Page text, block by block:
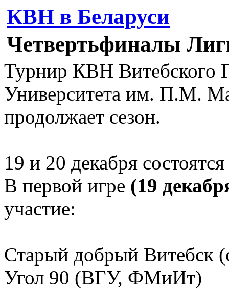
КВН в Беларуси
Четвертьфиналы
Турнир КВН Витебского
Университета им. П.М.
продолжает сезон.
19 и 20 декабря
В первой игре (19
участие:
Старый добрый Витебск
Угол 90 (ВГУ, ФМиИт)